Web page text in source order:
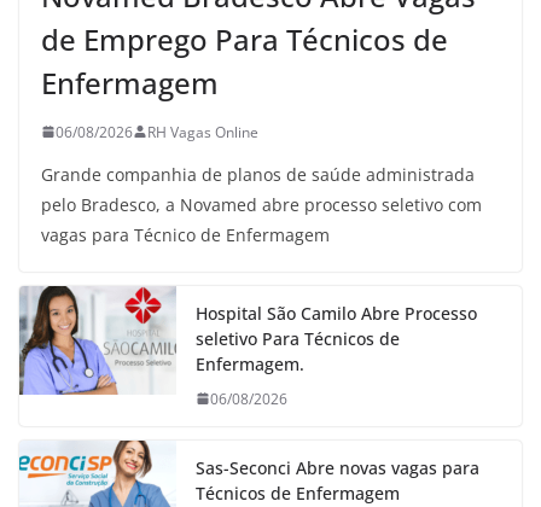
de Emprego Para Técnicos de
Enfermagem
06/08/2026 RH Vagas Online
Grande companhia de planos de saúde administrada
pelo Bradesco, a Novamed abre processo seletivo com
vagas para Técnico de Enfermagem
Hospital São Camilo Abre Processo
seletivo Para Técnicos de
Enfermagem.
06/08/2026
Sas-Seconci Abre novas vagas para
Técnicos de Enfermagem